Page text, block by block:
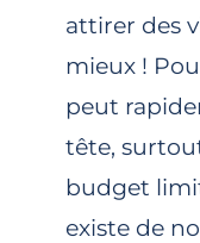
attirer des
mieux !
peut
tête,
budget
existe de